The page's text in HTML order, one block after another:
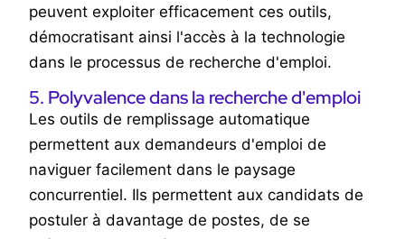
peuvent exploiter efficacement ces outils,
démocratisant ainsi l'accès à la technologie
dans le processus de recherche d'emploi.
5. Polyvalence dans la recherche d'emploi
Les outils de remplissage automatique
permettent aux demandeurs d'emploi de
naviguer facilement dans le paysage
concurrentiel. Ils permettent aux candidats de
postuler à davantage de postes, de se